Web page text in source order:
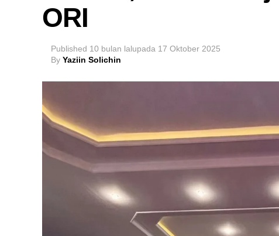
ORI
Published 10 bulan lalupada 17 Oktober 2025
By Yaziin Solichin